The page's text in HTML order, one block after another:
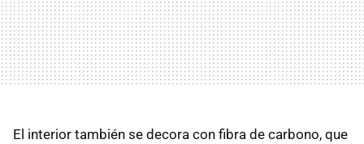
El interior también se decora con fibra de carbono, que